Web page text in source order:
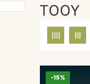
TOOY
-15%